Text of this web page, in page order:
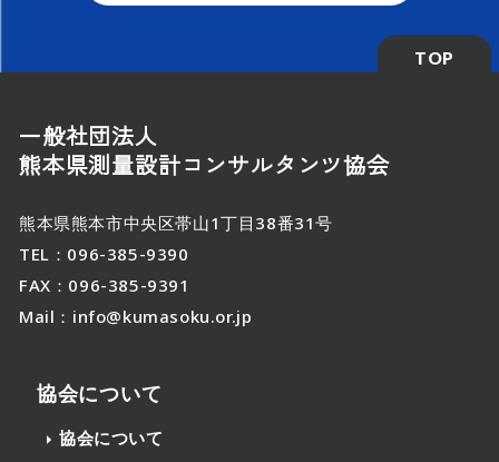
一般社団法人
熊本県測量設計コンサルタンツ協会
熊本県熊本市中央区帯山1丁目38番31号
TEL： 096-385-9390
FAX：096-385-9391
Mail： info@kumasoku.or.jp
協会について
協会について
TOP